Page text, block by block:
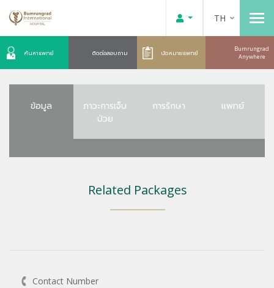
TH
ค้นหาแพทย์ ติดต่อสอบถาม นัดหมายแพทย์
Bumrungrad
Anywhere
ข้อมูล
ภาวะการเจ็บ
ป่วย
การรักษา แพทย์
Related Packages
Contact Number